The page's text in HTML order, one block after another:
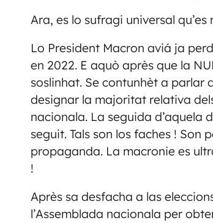
Ara, es lo sufragi universal qu’es
Lo President Macron aviá ja
en 2022. E aquò après que la
soslinhat. Se contunhèt a parlar
designar la majoritat relativa
nacionala. La seguida d’aquela
seguit. Tals son los faches ! Son
propaganda. La macronie es
!
Après sa desfacha a las
l’Assemblada nacionala per